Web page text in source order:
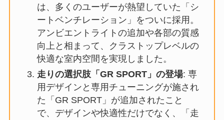
は、多くのユーザーが熱望していた「シ
ートベンチレーション」をついに採用。
アンビエントライトの追加や各部の質感
向上と相まって、クラストップレベルの
快適な室内空間を実現しました。
走りの選択肢「GR SPORT」の登場: 専
用デザインと専用チューニングが施され
た「GR SPORT」が追加されたこと
で、デザインや快適性だけでなく、「走